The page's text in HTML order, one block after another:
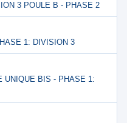
3 POULE B - PHASE 2
1: DIVISION 3
UNIQUE BIS - PHASE 1: